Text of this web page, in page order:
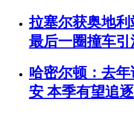
拉塞尔获奥地
最后一圈撞车引
哈密尔顿：去
安 本季有望追